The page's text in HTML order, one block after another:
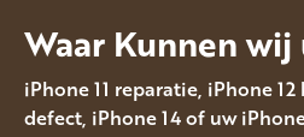
Waar Kunnen
iPhone 11 reparatie, iPhone
defect, iPhone 14 of uw